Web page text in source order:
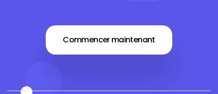
Commencer maintenant